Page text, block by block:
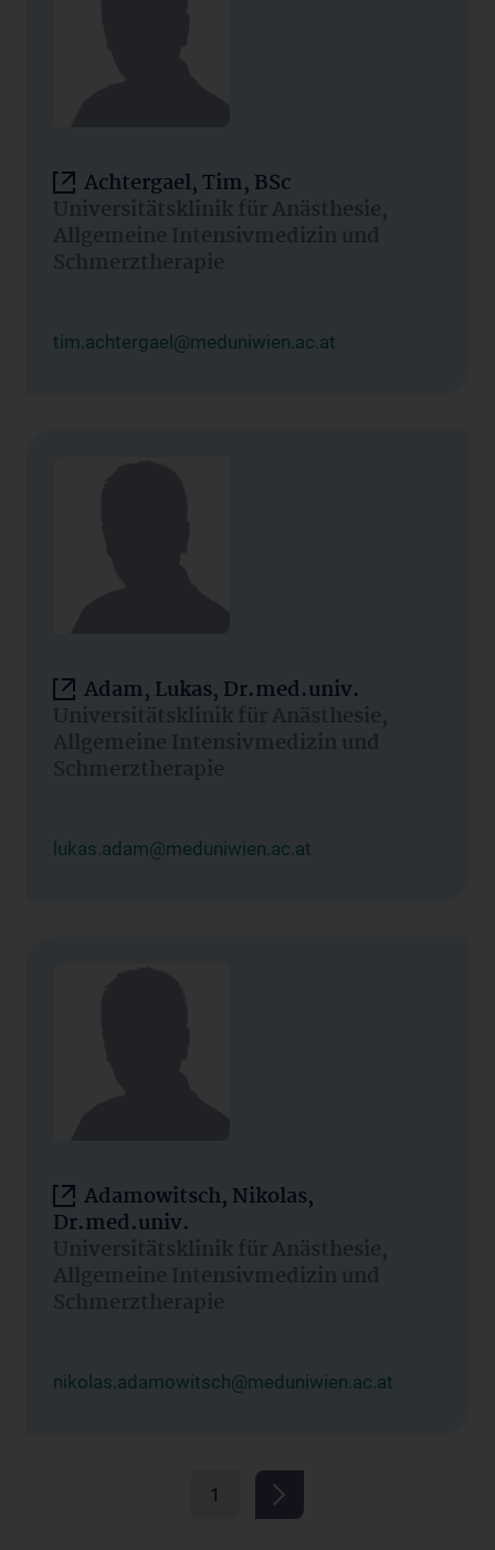
Achtergael, Tim, BSc
Universitätsklinik für Anästhesie,
Allgemeine Intensivmedizin und
Schmerztherapie
tim.achtergael@meduniwien.ac.at
Adam, Lukas, Dr.med.univ.
Universitätsklinik für Anästhesie,
Allgemeine Intensivmedizin und
Schmerztherapie
lukas.adam@meduniwien.ac.at
Adamowitsch, Nikolas,
Dr.med.univ.
Universitätsklinik für Anästhesie,
Allgemeine Intensivmedizin und
Schmerztherapie
nikolas.adamowitsch@meduniwien.ac.at
1